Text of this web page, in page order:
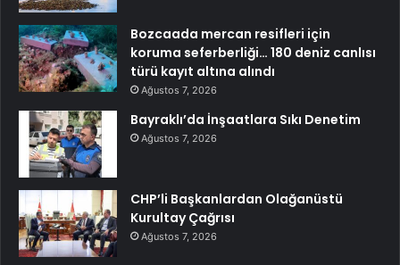
Bozcaada mercan resifleri için
koruma seferberliği… 180 deniz canlısı
türü kayıt altına alındı
Ağustos 7, 2026
Bayraklı’da İnşaatlara Sıkı Denetim
Ağustos 7, 2026
CHP’li Başkanlardan Olağanüstü
Kurultay Çağrısı
Ağustos 7, 2026